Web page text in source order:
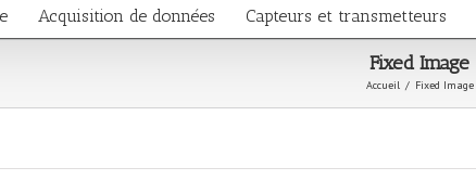
Acquisition de données Capteurs et transmetteurs
Fixed Image
Accueil / Fixed Image